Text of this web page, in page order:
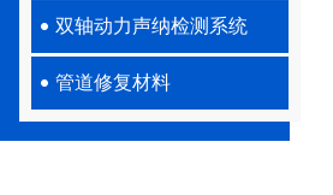
双轴动力声纳检测系统
管道修复材料